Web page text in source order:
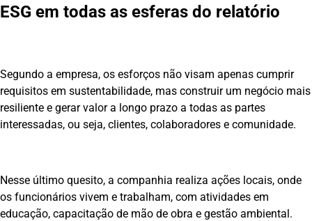
ESG em todas as esferas do relatório
Segundo a empresa, os esforços não visam apenas cumprir
requisitos em sustentabilidade, mas construir um negócio mais
resiliente e gerar valor a longo prazo a todas as partes
interessadas, ou seja, clientes, colaboradores e comunidade.
Nesse último quesito, a companhia realiza ações locais, onde
os funcionários vivem e trabalham, com atividades em
educação, capacitação de mão de obra e gestão ambiental.